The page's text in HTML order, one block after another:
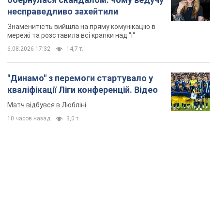
Матч відбувся в Любліні
10 часов назад